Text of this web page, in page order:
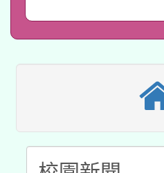
用水績優
動」
桃園市孔
開 智慧啟
2026年桃
招甄選
招)
適應運
本館辦
暨閱讀推
科技賦能